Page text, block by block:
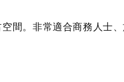
間。非常適合商務人士